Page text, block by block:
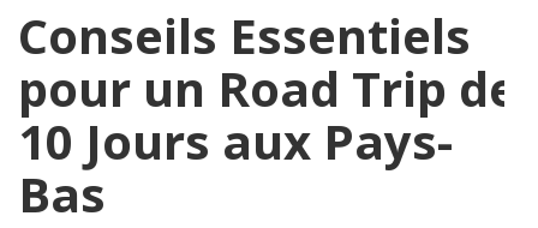
Conseils Essentiels
pour un Road Trip de
10 Jours aux Pays-
Bas